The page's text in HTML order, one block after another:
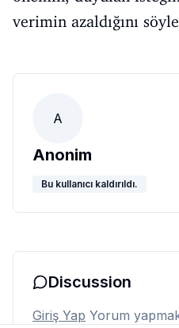
verimin azaldığını
A
Anonim
Bu kullanıcı kaldırıldı.
Discussion
Giriş Yap Yorum